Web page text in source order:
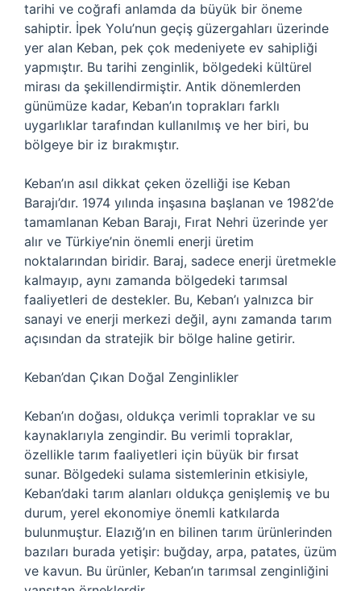
tarihi ve coğrafi anlamda da büyük bir öneme
sahiptir. İpek Yolu’nun geçiş güzergahları üzerinde
yer alan Keban, pek çok medeniyete ev sahipliği
yapmıştır. Bu tarihi zenginlik, bölgedeki kültürel
mirası da şekillendirmiştir. Antik dönemlerden
günümüze kadar, Keban’ın toprakları farklı
uygarlıklar tarafından kullanılmış ve her biri, bu
bölgeye bir iz bırakmıştır.
Keban’ın asıl dikkat çeken özelliği ise Keban
Barajı’dır. 1974 yılında inşasına başlanan ve 1982’de
tamamlanan Keban Barajı, Fırat Nehri üzerinde yer
alır ve Türkiye’nin önemli enerji üretim
noktalarından biridir. Baraj, sadece enerji üretmekle
kalmayıp, aynı zamanda bölgedeki tarımsal
faaliyetleri de destekler. Bu, Keban’ı yalnızca bir
sanayi ve enerji merkezi değil, aynı zamanda tarım
açısından da stratejik bir bölge haline getirir.
Keban’dan Çıkan Doğal Zenginlikler
Keban’ın doğası, oldukça verimli topraklar ve su
kaynaklarıyla zengindir. Bu verimli topraklar,
özellikle tarım faaliyetleri için büyük bir fırsat
sunar. Bölgedeki sulama sistemlerinin etkisiyle,
Keban’daki tarım alanları oldukça genişlemiş ve bu
durum, yerel ekonomiye önemli katkılarda
bulunmuştur. Elazığ’ın en bilinen tarım ürünlerinden
bazıları burada yetişir: buğday, arpa, patates, üzüm
ve kavun. Bu ürünler, Keban’ın tarımsal zenginliğini